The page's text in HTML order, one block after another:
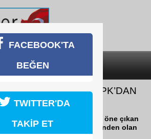
DAKİKA
HALKA ARZINA SPK’DAN
ONAY
ihtisaslaşmış yapısıyla öne çıkan
transformatör üreticilerinden olan
FACEBOOK'TA
BEĞEN
TWITTER'DA
TAKİP ET